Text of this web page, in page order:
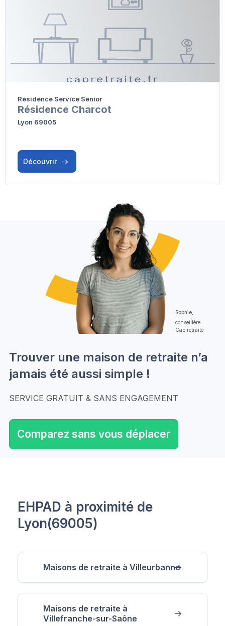
Résidence Service Senior
Résidence Charcot
Lyon 69005
Découvrir
Sophie,
conseillère
Cap retraite
Trouver une maison de retraite n’a
jamais été aussi simple !
SERVICE GRATUIT & SANS ENGAGEMENT
Comparez sans vous déplacer
EHPAD à proximité de
Lyon(69005)
Maisons de retraite à Villeurbanne
Maisons de retraite à
Villefranche-sur-Saône